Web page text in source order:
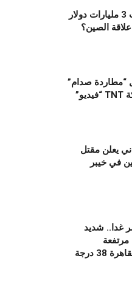
لماذا ضخ ترامب 3 مليارات دولار
الصين؟
صدام”
يعلن مقتل
في خيبر
غدا.. شديد
مرتفعة
درجة